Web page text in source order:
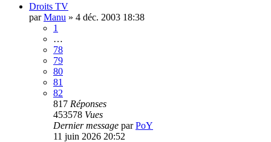
Droits TV
parManu » 4 déc. 2003 18:38
1
…
78
79
80
81
82
817 Réponses
453578 Vues
Dernier message parPoY
11 juin 2026 20:52